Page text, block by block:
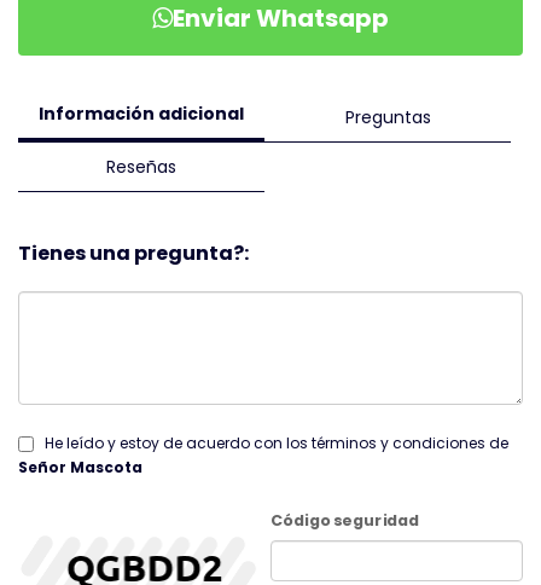
Enviar Whatsapp
Información adicional Preguntas
Reseñas
Tienes una pregunta?:
He leído y estoy de acuerdo con los términos y condiciones de
Señor Mascota
Código seguridad